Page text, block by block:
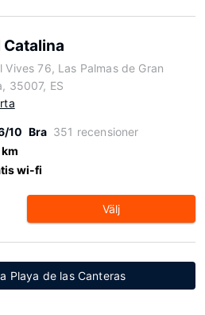
Catalina
Vives 76, Las Palmas de Gran
35007, ES
10 Bra 351 recensioner
wi-fi
Välj
Playa de las Canteras